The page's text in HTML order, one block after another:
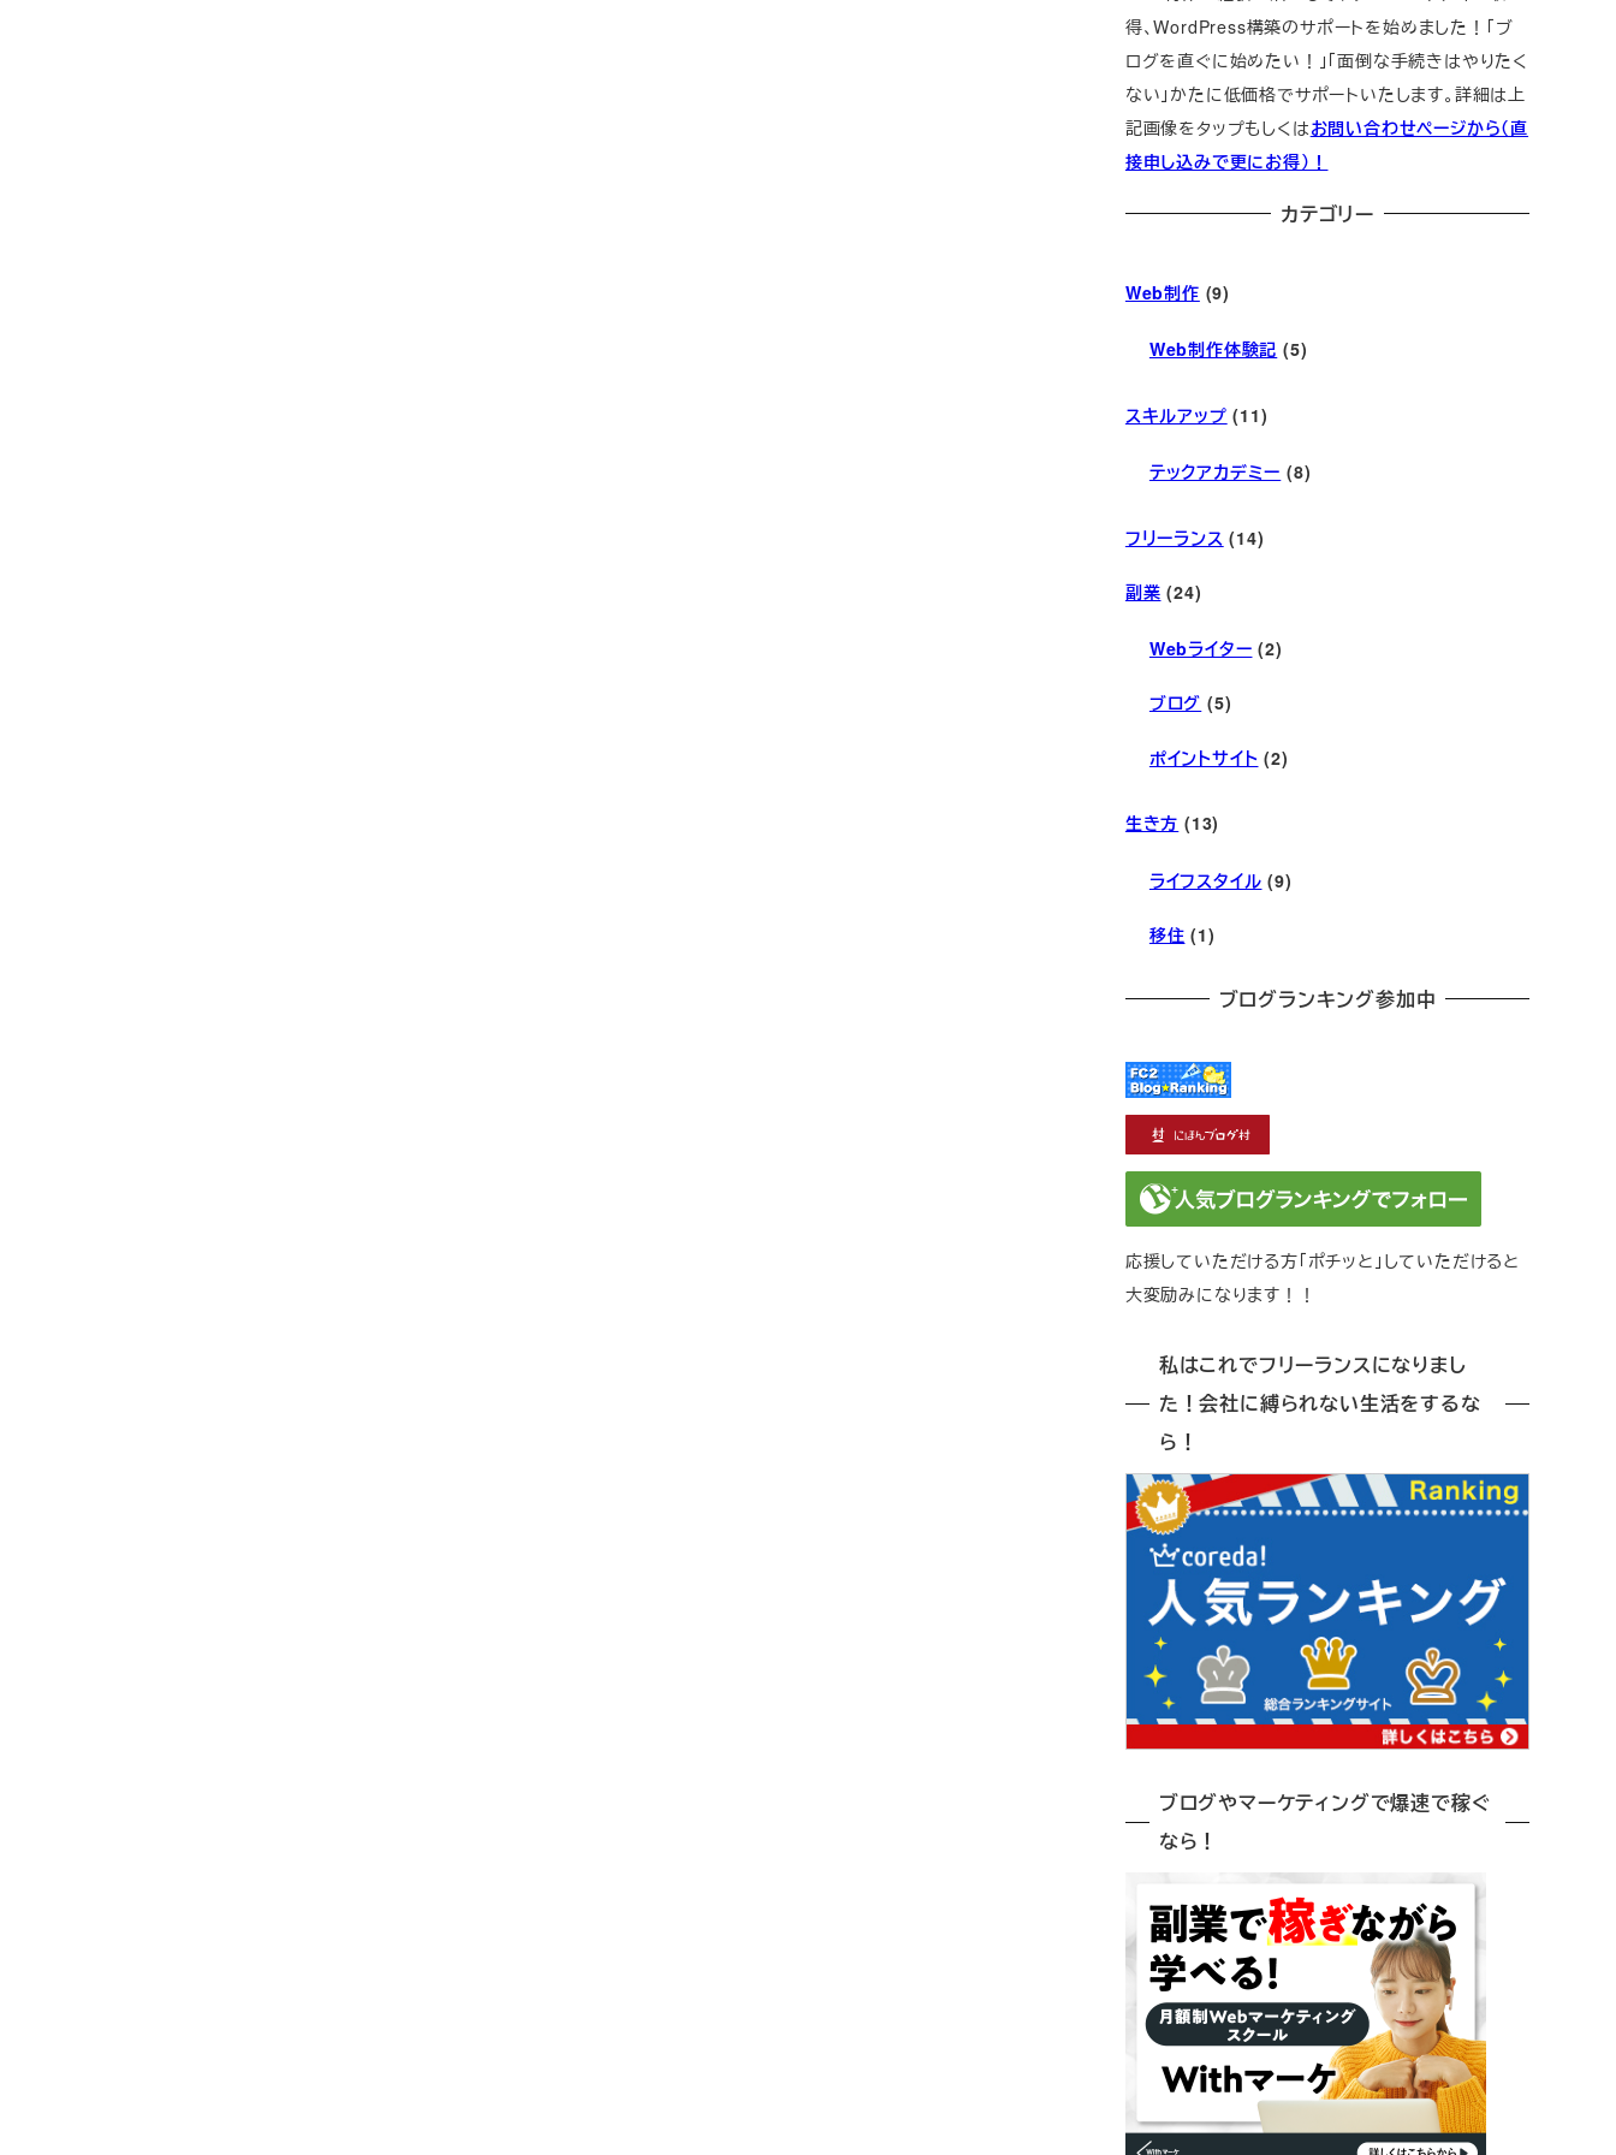
得、WordPress構築のサポートを始めました！「ブ
ログを直ぐに始めたい！」「面倒な手続きはやりたく
ない」かたに低価格でサポートいたします。詳細は上
記画像をタップもしくはお問い合わせページから（直
接申し込みで更にお得）！
カテゴリー
Web制作 (9)
Web制作体験記 (5)
スキルアップ (11)
テックアカデミー (8)
フリーランス (14)
副業 (24)
Webライター (2)
ブログ (5)
ポイントサイト (2)
生き方 (13)
ライフスタイル (9)
移住 (1)
ブログランキング参加中
応援していただける方「ポチッと」していただけると
大変励みになります！！
私はこれでフリーランスになりまし
た！会社に縛られない生活をするな
ら！
ブログやマーケティングで爆速で稼ぐ
なら！